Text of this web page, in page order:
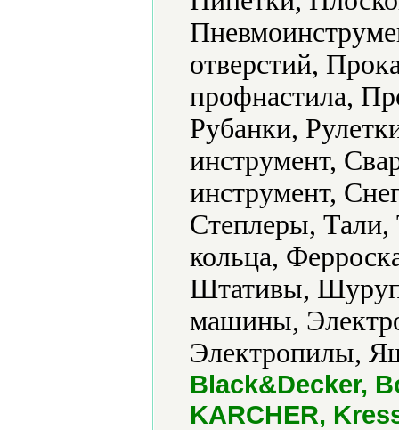
отверстий,
профнастила,
Рубанки,
инструмент,
инструмент,
Степлеры,
кольца,
Штативы,
машины,
Электропилы,
Black&Decker,
KARCHER,